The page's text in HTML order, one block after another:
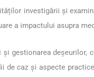
investigării și
a impactului asupra
gestionarea deșeurilor,
caz și aspecte